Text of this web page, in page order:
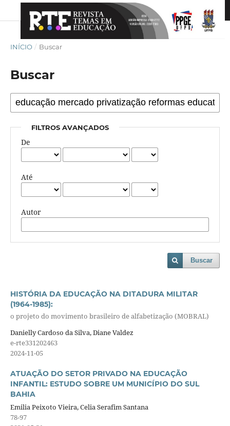
INÍCIO / Buscar
Buscar
FILTROS AVANÇADOS
De
Até
Autor
Buscar
HISTÓRIA DA EDUCAÇÃO NA DITADURA MILITAR
(1964-1985):
o projeto do movimento brasileiro de alfabetização (MOBRAL)
Danielly Cardoso da Silva, Diane Valdez
e-rte331202463
2024-11-05
ATUAÇÃO DO SETOR PRIVADO NA EDUCAÇÃO
INFANTIL: ESTUDO SOBRE UM MUNICÍPIO DO SUL
BAHIA
Emilia Peixoto Vieira, Celia Serafim Santana
78-97